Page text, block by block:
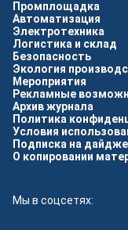
Промплощадка
Автоматизация
Электротехника
Логистика и склад
Безопасность
Экология
Мероприятия
Рекламные
Архив журнала
Политика
Условия
Подписка на
О копировании
Мы в соцсетях: